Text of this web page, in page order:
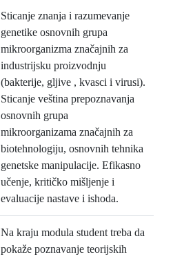
Sticanje znanja i razumevanje
genetike osnovnih grupa
mikroorganizma značajnih za
industrijsku proizvodnju
(bakterije, gljive , kvasci i virusi).
Sticanje veština prepoznavanja
osnovnih grupa
mikroorganizama značajnih za
biotehnologiju, osnovnih tehnika
genetske manipulacije. Efikasno
učenje, kritičko mišljenje i
evaluacije nastave i ishoda.
Na kraju modula student treba da
pokaže poznavanje teorijskih